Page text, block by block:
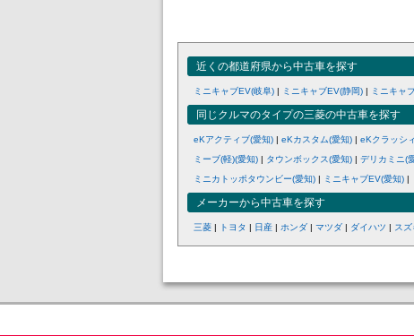
近くの都道府県から中古車を探す
ミニキャブEV(岐阜) | ミニキャブEV(静岡) | ミニキャ
同じクルマのタイプの三菱の中古車を探す
eKアクティブ(愛知) | eKカスタム(愛知) | eKクラッシ
ミーブ(軽)(愛知) | タウンボックス(愛知) | デリカミニ(
ミニカトッポタウンビー(愛知) | ミニキャブEV(愛知) |
メーカーから中古車を探す
三菱 | トヨタ | 日産 | ホンダ | マツダ | ダイハツ | スズ